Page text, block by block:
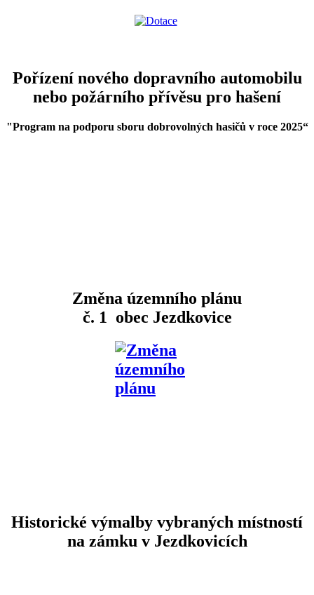
Pořízení nového dopravního automobilu
nebo požárního přívěsu pro hašení
"Program na podporu sboru dobrovolných hasičů v roce 2025“
Změna územního plánu
č. 1 obec Jezdkovice
Historické výmalby vybraných místností
na zámku v Jezdkovicích